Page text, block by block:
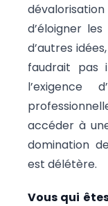
d’éloigner
d’autres
faudrait pas
l’exigence
accéder à
domination
est délétère.
Vous qui